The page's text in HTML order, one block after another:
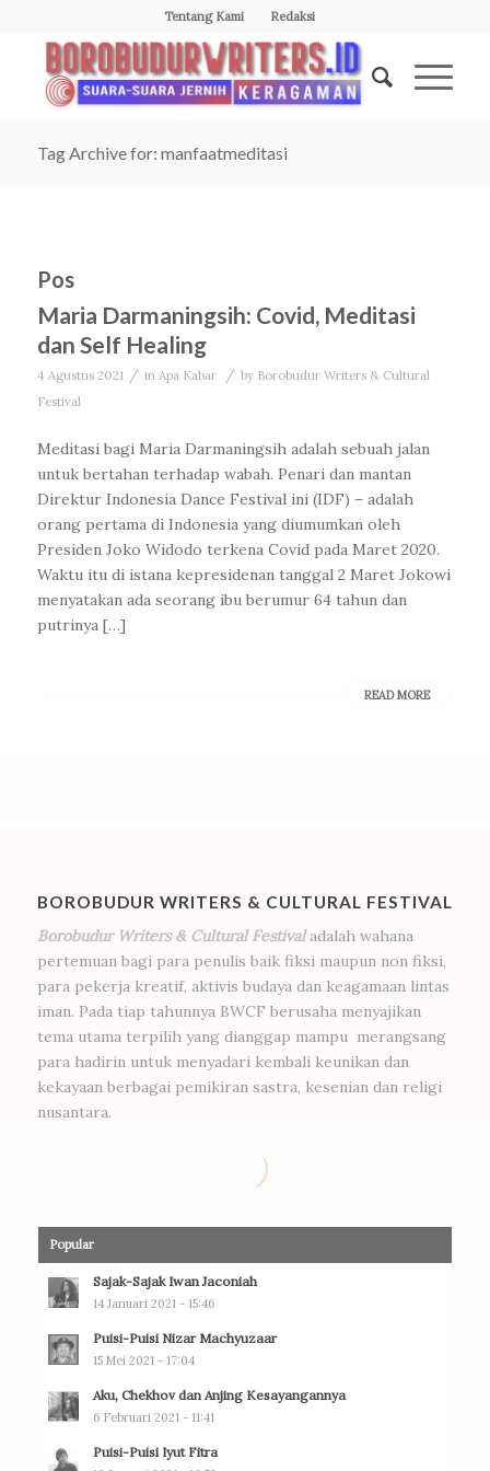
Tentang Kami Redaksi
Tag Archive for: manfaatmeditasi
Pos
Maria Darmaningsih: Covid, Meditasi
dan Self Healing
4 Agustus 2021 / in Apa Kabar / by Borobudur Writers & Cultural
Festival
Meditasi bagi Maria Darmaningsih adalah sebuah jalan
untuk bertahan terhadap wabah. Penari dan mantan
Direktur Indonesia Dance Festival ini (IDF) – adalah
orang pertama di Indonesia yang diumumkan oleh
Presiden Joko Widodo terkena Covid pada Maret 2020.
Waktu itu di istana kepresidenan tanggal 2 Maret Jokowi
menyatakan ada seorang ibu berumur 64 tahun dan
putrinya […]
READ MORE
BOROBUDUR WRITERS & CULTURAL FESTIVAL
Borobudur Writers & Cultural Festivaladalah wahana
pertemuan bagi para penulis baik fiksi maupun non fiksi,
para pekerja kreatif, aktivis budaya dan keagamaan lintas
iman. Pada tiap tahunnya BWCF berusaha menyajikan
tema utama terpilih yang dianggap mampu merangsang
para hadirin untuk menyadari kembali keunikan dan
kekayaan berbagai pemikiran sastra, kesenian dan religi
nusantara.
Popular
Sajak-Sajak Iwan Jaconiah
14 Januari 2021 - 15:46
Puisi-Puisi Nizar Machyuzaar
15 Mei 2021 - 17:04
Aku, Chekhov dan Anjing Kesayangannya
6 Februari 2021 - 11:41
Puisi-Puisi Iyut Fitra